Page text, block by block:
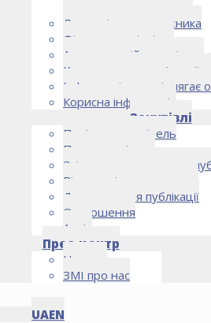
Лист очікувань власника
Фінансова звітність
Антикорупційна політика
Кодекс етики та ділової
Інформація, що
Корисна інформація
Закупівлі
Політика закупівель
План закупівель
Звіт про використання
Відомості про договори
Договори для публікації
Оголошення
Архів
Прес-центр
Новини
ЗМІ про нас
UAEN